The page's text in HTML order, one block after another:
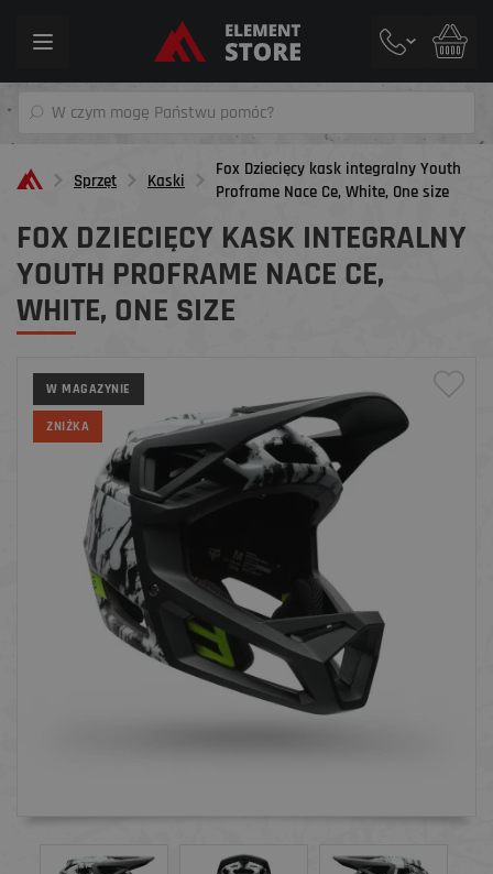
Toggle
Sprzęt Kaski
Fox Dziecięcy kask integralny Youth
Proframe Nace Ce, White, One size
FOX DZIECIĘCY KASK INTEGRALNY
YOUTH PROFRAME NACE CE,
WHITE, ONE SIZE
W MAGAZYNIE
ZNIŻKA